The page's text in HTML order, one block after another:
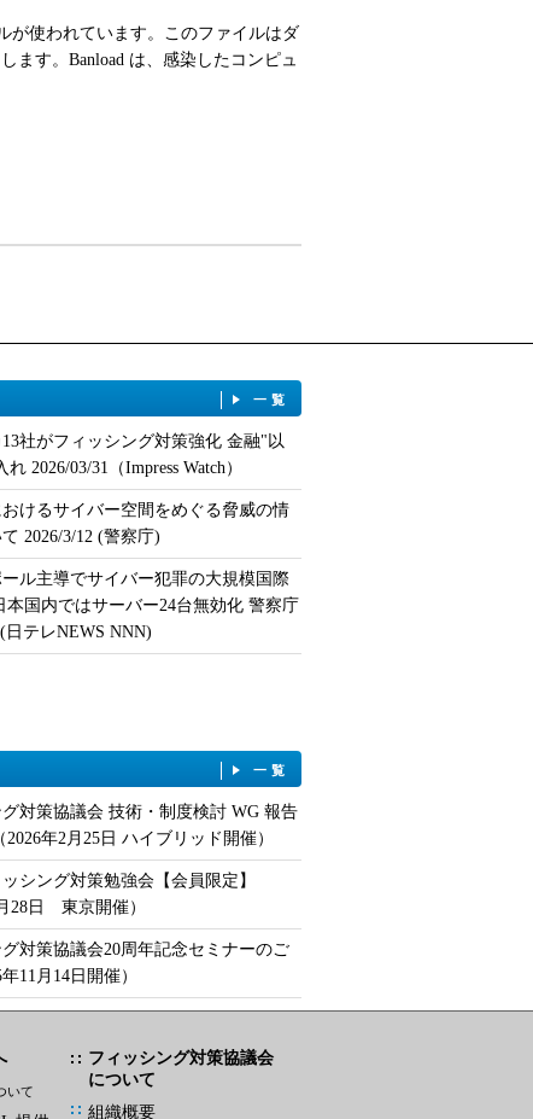
が使われています。このファイルはダ
ます。Banload は、感染したコンピュ
一覧
13社がフィッシング対策強化 金融"以
2026/03/31（Impress Watch）
けるサイバー空間をめぐる脅威の情
2026/3/12 (警察庁)
ル主導でサイバー犯罪の大規模国際
本国内ではサーバー24台無効化 警察庁
日テレNEWS NNN)
一覧
対策協議会 技術・制度検討 WG 報告
年2月25日 ハイブリッド開催）
シング対策勉強会【会員限定】
28日 東京開催）
対策協議会20周年記念セミナーのご
11月14日開催）
いて
フィッシング対策協議会
について
組織概要